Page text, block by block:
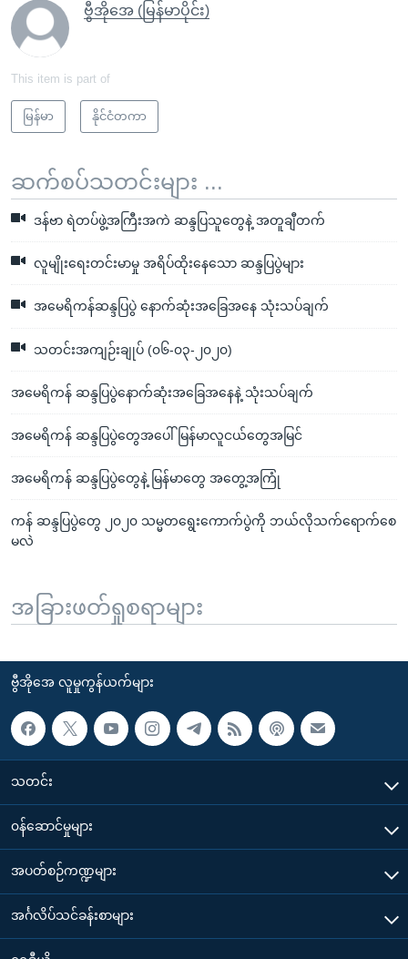
ဗွီအိုအေ (မြန်မာပိုင်း)
This item is part of
မြန်မာ နိုင်ငံတကာ
ဆက်စပ်သတင်းများ ...
ဒန်ဗာ ရဲတပ်ဖွဲ့အကြီးအကဲ ဆန္ဒပြသူတွေနဲ့ အတူချီတက်
လူမျိုးရေးတင်းမာမှု အရိပ်ထိုးနေသော ဆန္ဒပြပွဲများ
အမေရိကန်ဆန္ဒပြပွဲ နောက်ဆုံးအခြေအနေ သုံးသပ်ချက်
သတင်းအကျဉ်းချုပ် (၀၆-၀၃-၂၀၂၀)
အမေရိကန် ဆန္ဒပြပွဲနောက်ဆုံးအခြေအနေနဲ့ သုံးသပ်ချက်
အမေရိကန် ဆန္ဒပြပွဲတွေအပေါ် မြန်မာလူငယ်တွေအမြင်
အမေရိကန် ဆန္ဒပြပွဲတွေနဲ့ မြန်မာတွေ အတွေ့အကြုံ
ကန် ဆန္ဒပြပွဲတွေ ၂၀၂၀ သမ္မတရွေးကောက်ပွဲကို ဘယ်လိုသက်ရောက်စေ
မလဲ
အခြားဖတ်ရှုစရာများ
ဗွီအိုအေ လူမှုကွန်ယက်များ
သတင်း
၀န်ဆောင်မှုများ
အပတ်စဉ်ကဏ္ဍများ
အင်္ဂလိပ်သင်ခန်းစာများ